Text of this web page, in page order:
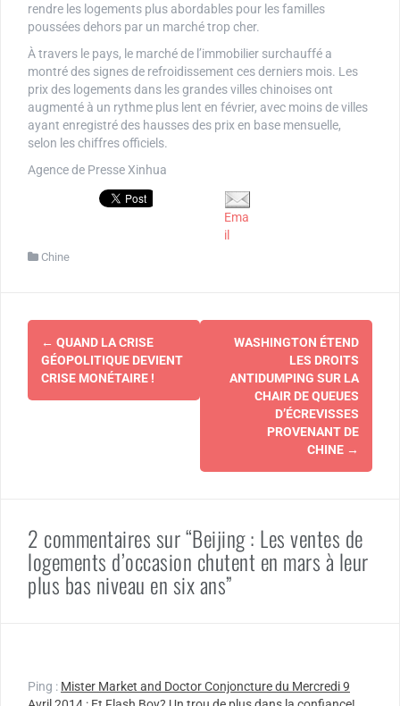
rendre les logements plus abordables pour les familles
poussées dehors par un marché trop cher.
À travers le pays, le marché de l’immobilier surchauffé a
montré des signes de refroidissement ces derniers mois. Les
prix des logements dans les grandes villes chinoises ont
augmenté à un rythme plus lent en février, avec moins de villes
ayant enregistré des hausses des prix en base mensuelle,
selon les chiffres officiels.
Agence de Presse Xinhua
Ema
il
Chine
Navigation
d'article
← QUAND LA CRISE
GÉOPOLITIQUE DEVIENT
CRISE MONÉTAIRE !
WASHINGTON ÉTEND
LES DROITS
ANTIDUMPING SUR LA
CHAIR DE QUEUES
D’ÉCREVISSES
PROVENANT DE
CHINE →
2 commentaires sur “Beijing : Les ventes de
logements d’occasion chutent en mars à leur
plus bas niveau en six ans”
Ping : Mister Market and Doctor Conjoncture du Mercredi 9